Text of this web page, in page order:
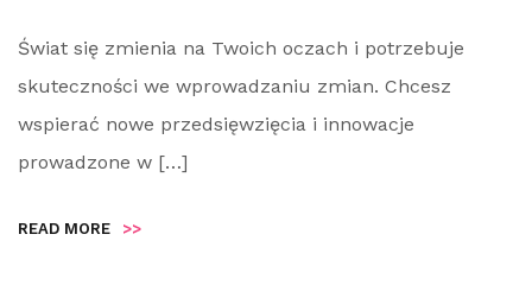
Świat się zmienia na Twoich oczach i potrzebuje
skuteczności we wprowadzaniu zmian. Chcesz
wspierać nowe przedsięwzięcia i innowacje
prowadzone w […]
READ MORE >>